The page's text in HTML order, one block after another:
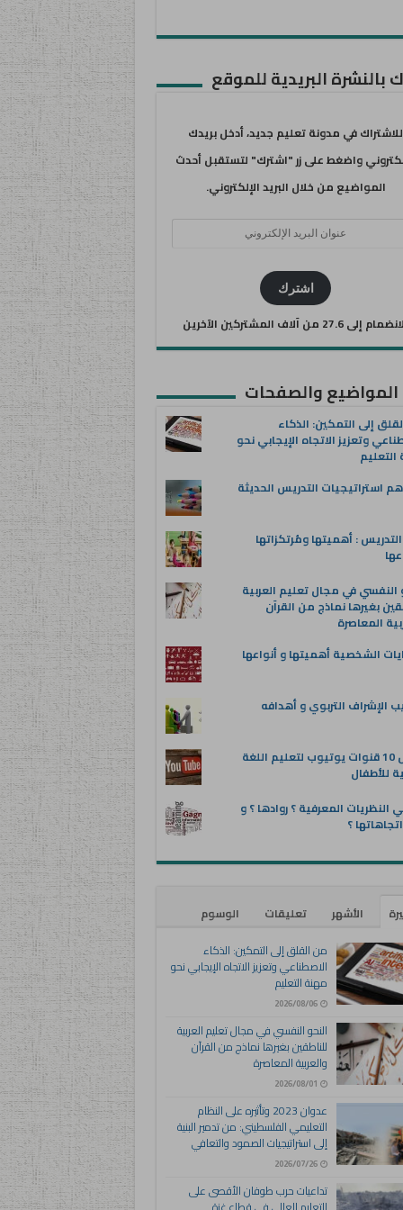
بالنشرة البريدية للموقع
للاشتراك في مدونة تعليم جديد، أدخل بريدك
واضغط على زر "اشترك" لتستقبل أحدث
المواضيع من خلال البريد الإلكتروني.
اشترك
إلى 27.6 من آلاف المشتركين الآخرين
المواضيع والصفحات
إلى التمكين: الذكاء
وتعزيز الاتجاه الإيجابي نحو
استراتيجيات التدريس الحديثة
: أهميتها ومُرتكزاتها
النفسي في مجال تعليم العربية
بغيرها نماذج من القرآن
المعاصرة
الشخصية أهميتها و أنواعها
الإشراف التربوي و أهدافه
أفضل 10 قنوات يوتيوب لتعليم اللغة
للأطفال
النظريات المعرفية ؟ روادها ؟ و
؟
الأشهر تعليقات
الوسوم
من القلق إلى التمكين: الذكاء
الاصطناعي وتعزيز الاتجاه الإيجابي نحو
مهنة التعليم
2026/08/06
النحو النفسي في مجال تعليم العربية
للناطقين بغيرها نماذج من القرآن
والعربية المعاصرة
2026/08/01
عدوان 2023 وتأثيره على النظام
التعليمي الفلسطيني: من تدمير البنية
إلى استراتيجيات الصمود والتعافي
2026/07/26
تداعيات حرب طوفان الأقصى على